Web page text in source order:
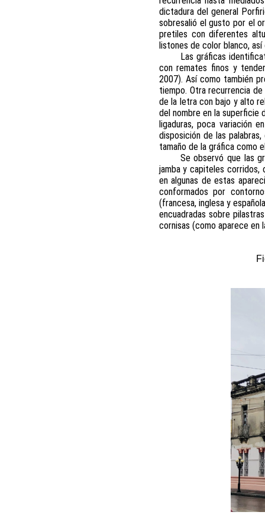
dictadura del general
sobresalió el gusto por el
pretiles con diferentes
listones de color blanco,
Las gráficas
con remates finos y
2007). Así como también
tiempo. Otra recurrencia
de la letra con bajo y alto
del nombre en la superficie
ligaduras, poca variación
disposición de las
tamaño de la gráfica como
Se observó que las
jamba y capiteles corridos,
en algunas de estas
conformados por
(francesa, inglesa y
encuadradas sobre
cornisas (como aparece en